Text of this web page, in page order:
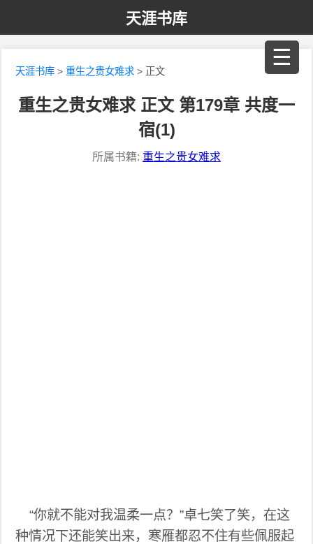
天涯书库
☰
天涯书库 >重生之贵女难求 > 正文
重生之贵女难求 正文 第179章 共度一
宿(1)
所属书籍: 重生之贵女难求
“你就不能对我温柔一点？”卓七笑了笑，在这
种情况下还能笑出来，寒雁都忍不住有些佩服起